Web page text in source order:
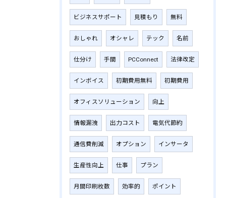
ビジネスサポート 見積もり 無料
おしゃれ オシャレ テック 名前
仕分け 手間 PCConnect 法律改定
インボイス 初期費用無料 初期費用
オフィスソリューション 向上
情報漏洩 出力コスト 電気代節約
通信費削減 オプション インサータ
生産性向上 仕事 プラン
月間印刷枚数 効率的 ポイント